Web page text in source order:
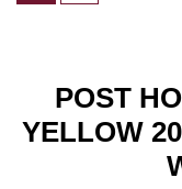
POST
YELLOW